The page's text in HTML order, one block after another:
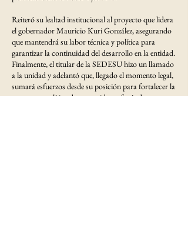
Reiteró su lealtad institucional al proyecto que lidera
el gobernador Mauricio Kuri González, asegurando
que mantendrá su labor técnica y política para
garantizar la continuidad del desarrollo en la entidad.
Finalmente, el titular de la SEDESU hizo un llamado
a la unidad y adelantó que, llegado el momento legal,
sumará esfuerzos desde su posición para fortalecer la
propuesta política de su partido, enfocándose